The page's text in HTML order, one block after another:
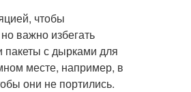
чтобы
важно избегать
пакеты с дырками для
месте, например, в
они не портились.